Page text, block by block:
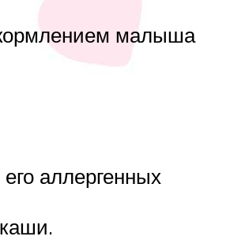
малыша
аллергенных